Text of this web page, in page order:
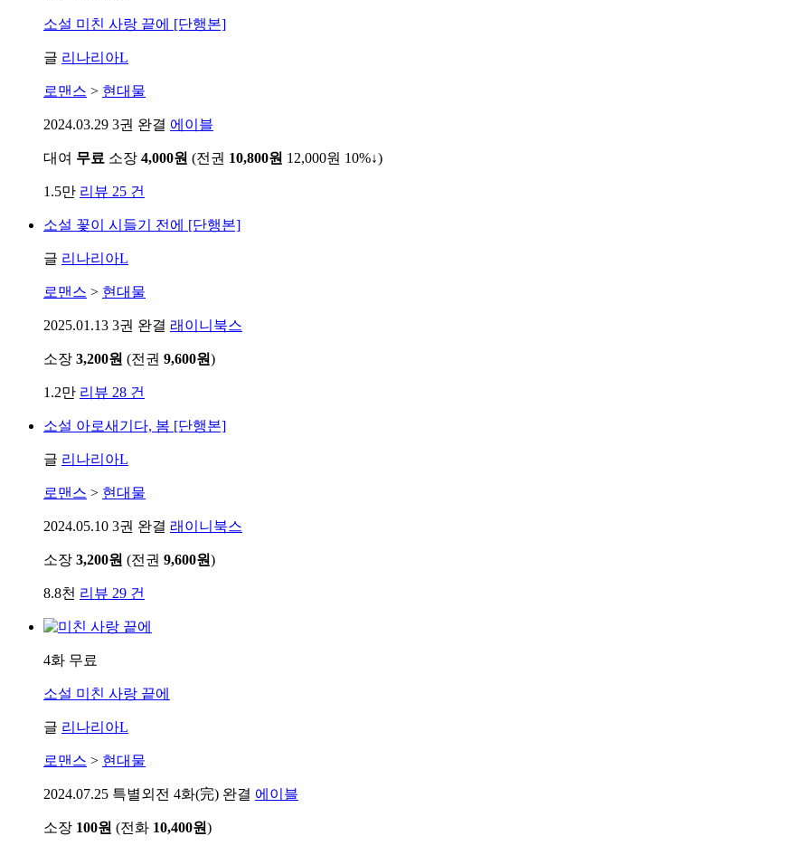
소설 미친 사랑 끝에 [단행본]
글 리나리아L
로맨스 > 현대물
2024.03.29 3권 완결 에이블
대여 무료 소장 4,000원 (전권 10,800원 12,000원 10%↓)
1.5만 리뷰 25 건
소설 꽃이 시들기 전에 [단행본]
글 리나리아L
로맨스 > 현대물
2025.01.13 3권 완결 래이니북스
소장 3,200원 (전권 9,600원)
1.2만 리뷰 28 건
소설 아로새기다, 봄 [단행본]
글 리나리아L
로맨스 > 현대물
2024.05.10 3권 완결 래이니북스
소장 3,200원 (전권 9,600원)
8.8천 리뷰 29 건
4화 무료
소설 미친 사랑 끝에
글 리나리아L
로맨스 > 현대물
2024.07.25 특별외전 4화(完) 완결 에이블
소장 100원 (전화 10,400원)